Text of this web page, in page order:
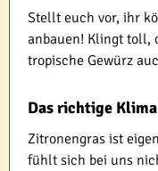
Stellt euch vor, ihr
anbauen! Klingt toll,
tropische Gewürz
Das richtige
Zitronengras ist
fühlt sich bei uns